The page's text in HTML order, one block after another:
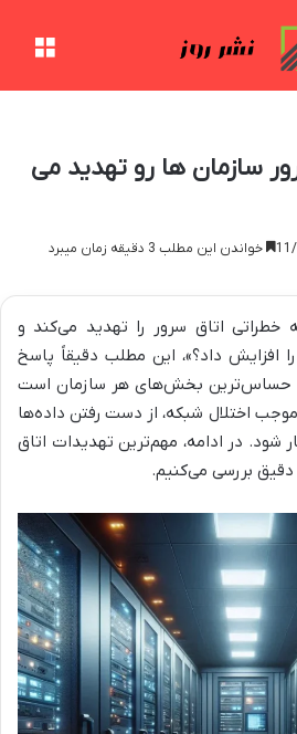
سازمان ها رو تهدید می
خواندن این مطلب 3 دقیقه زمان میبرد
اتاق سرور را تهدید می‌کند و
افزایش داد؟»، این مطلب دقیقاً پاسخ
حساس‌ترین بخش‌های هر سازمان است
اختلال شبکه، از دست رفتن داده‌ها
در ادامه، مهم‌ترین تهدیدات اتاق
دقیق بررسی می‌کنیم.